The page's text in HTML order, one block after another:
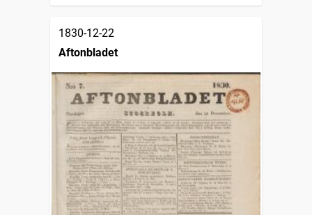
1830-12-22
Aftonbladet